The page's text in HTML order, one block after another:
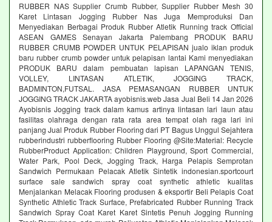
RUBBER NAS Supplier Crumb Rubber, Supplier Rubber Mesh 30
Karet Lintasan Jogging Rubber Nas Juga Memproduksi Dan
Menyediakan Berbagai Produk Rubber Atletik Running track Official
ASEAN GAMES Senayan Jakarta Palembang PRODUK BARU
RUBBER CRUMB POWDER UNTUK PELAPISAN jualo iklan produk
baru rubber crumb powder untuk pelapisan lantai Kami menyediakan
PRODUK BARU dalam pembuatan lapisan LAPANGAN TENIS,
VOLLEY, LINTASAN ATLETIK, JOGGING TRACK,
BADMINTON,FUTSAL. JASA PEMASANGAN RUBBER UNTUK
JOGGING TRACK JAKARTA ayobisnis.web Jasa Jual Beli 14 Jan 2026
Ayobisnis Jogging track dalam kamus artinya lintasan lari laun atau
fasilitas olahraga dengan rata rata area tempat olah raga lari ini
panjang Jual Produk Rubber Flooring dari PT Bagus Unggul Sejahtera
rubberindustri rubberflooring Rubber Flooring @Site:Material: Recycle
RubberProduct Application: Children Playground, Sport Commercial,
Water Park, Pool Deck, Jogging Track, Harga Pelapis Semprotan
Sandwich Permukaan Pelacak Atletik Sintetik indonesian.sportcourt
surface sale sandwich spray coat synthetic athletic kualitas
Menjalankan Melacak Flooring produsen & eksportir Beli Pelapis Coat
Synthetic Athletic Track Surface, Prefabricated Rubber Running Track
Sandwich Spray Coat Karet Karet Sintetis Penuh Jogging Running